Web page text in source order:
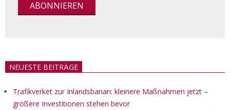
NEUESTE BEITRÄGE
Trafikverket zur Inlandsbanan: kleinere Maßnahmen jetzt –
größere Investitionen stehen bevor